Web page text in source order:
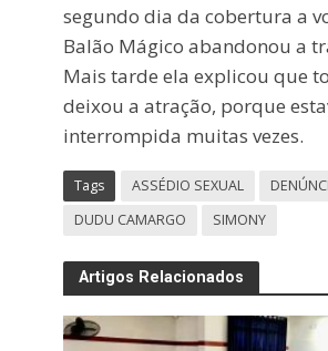
segundo dia da cobertura a
Balão Mágico abandonou a
Mais tarde ela explicou que
deixou a atração, porque
interrompida muitas vezes.
Tags ASSÉDIO SEXUAL
DUDU CAMARGO
SIMONY
Artigos Relacionados